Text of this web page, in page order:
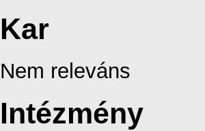
Kar
Nem releváns
Intézmény